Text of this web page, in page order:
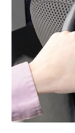
Sécurité
0.00 €